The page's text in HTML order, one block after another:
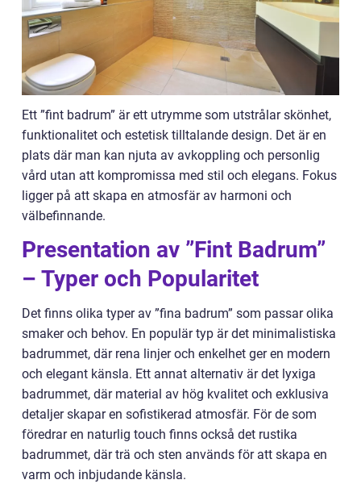
Ett ”fint badrum” är ett utrymme som utstrålar skönhet,
funktionalitet och estetisk tilltalande design. Det är en
plats där man kan njuta av avkoppling och personlig
vård utan att kompromissa med stil och elegans. Fokus
ligger på att skapa en atmosfär av harmoni och
välbefinnande.
Presentation av ”Fint Badrum”
– Typer och Popularitet
Det finns olika typer av ”fina badrum” som passar olika
smaker och behov. En populär typ är det minimalistiska
badrummet, där rena linjer och enkelhet ger en modern
och elegant känsla. Ett annat alternativ är det lyxiga
badrummet, där material av hög kvalitet och exklusiva
detaljer skapar en sofistikerad atmosfär. För de som
föredrar en naturlig touch finns också det rustika
badrummet, där trä och sten används för att skapa en
varm och inbjudande känsla.